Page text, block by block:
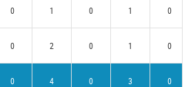
0 1 0 1 0
0 2 0 1 0
0 4 0 3 0